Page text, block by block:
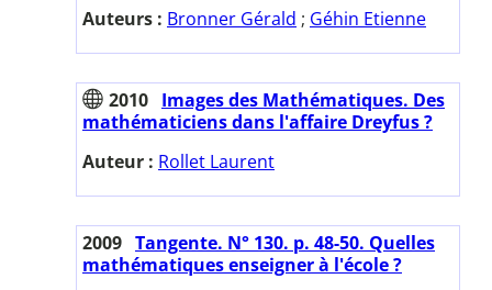
Auteurs : Bronner Gérald ; Géhin Etienne
2010 Images des Mathématiques. Des
mathématiciens dans l'affaire Dreyfus ?
Auteur : Rollet Laurent
2009 Tangente. N° 130. p. 48-50. Quelles
mathématiques enseigner à l'école ?